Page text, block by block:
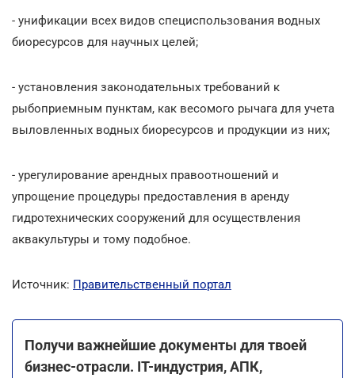
- унификации всех видов специспользования водных
биоресурсов для научных целей;
- установления законодательных требований к
рыбоприемным пунктам, как весомого рычага для учета
выловленных водных биоресурсов и продукции из них;
- урегулирование арендных правоотношений и
упрощение процедуры предоставления в аренду
гидротехнических сооружений для осуществления
аквакультуры и тому подобное.
Источник: Правительственный портал
Получи важнейшие документы для твоей
бизнес-отрасли. ІТ-индустрия, АПК,